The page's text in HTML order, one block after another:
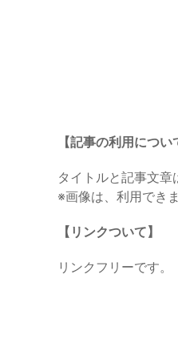
【記事の利用につい
タイトルと記事文章
※画像は、利用でき
【リンクついて】
リンクフリーです。